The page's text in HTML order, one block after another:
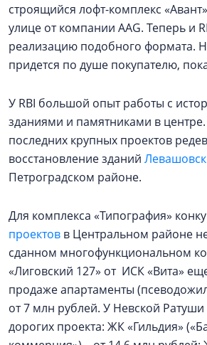
строящийся лофт-комплекс
улице от компании AAG. Теперь и
реализацию подобного формата.
придется по душе покупателю,
У RBI большой опыт работы с
зданиями и памятниками в
последних крупных проектов
восстановление зданий
Петроградском районе.
Для комплекса «Типография»
проектов в Центральном районе
сданном многофункциональном
«Лиговский 127» от ИСК «Вита»
продаже апартаменты
от 7 млн рублей. У Невской Ратуши
дорогих проекта: ЖК «Гильдия»